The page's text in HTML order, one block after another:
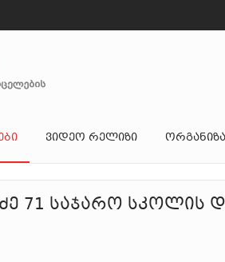
ᲕᲘᲓᲔᲝ ᲠᲔᲚᲘᲖᲘ
71 საჯარო სკოლის